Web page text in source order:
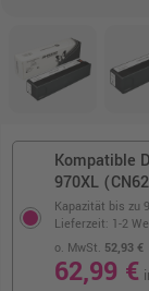
Kompatible
970XL
Kapazität bis zu
o. MwSt. 52,93 €
62,99 €
Lieferzeit: 1-2